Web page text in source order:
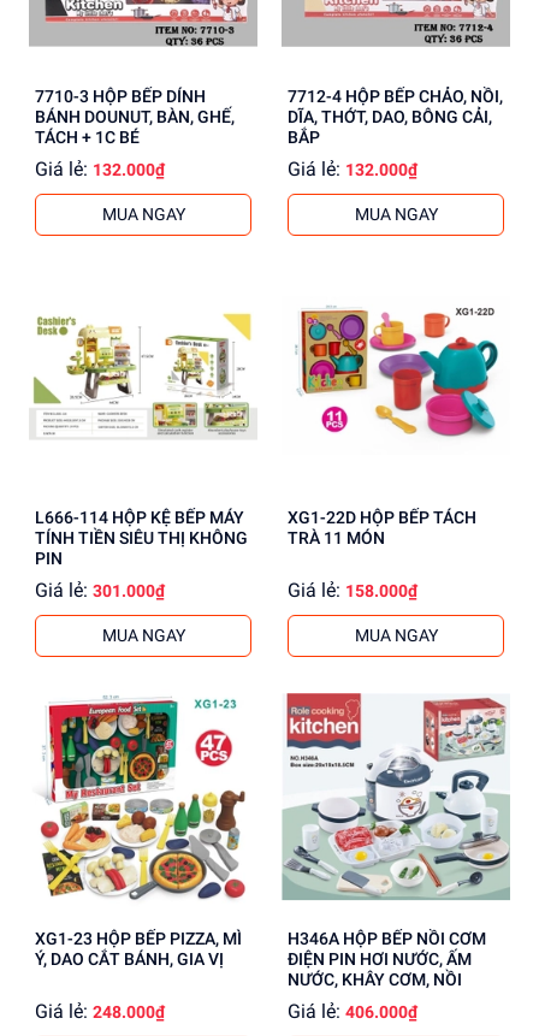
7710-3 HỘP BẾP DÍNH
BÁNH DOUNUT, BÀN, GHẾ,
TÁCH + 1C BÉ
Giá lẻ: 132.000₫
MUA NGAY
7712-4 HỘP BẾP CHẢO, NỒI,
DĨA, THỚT, DAO, BÔNG CẢI,
BẮP
Giá lẻ: 132.000₫
MUA NGAY
L666-114 HỘP KỆ BẾP MÁY
TÍNH TIỀN SIÊU THỊ KHÔNG
PIN
Giá lẻ: 301.000₫
MUA NGAY
XG1-22D HỘP BẾP TÁCH
TRÀ 11 MÓN
Giá lẻ: 158.000₫
MUA NGAY
XG1-23 HỘP BẾP PIZZA, MÌ
Ý, DAO CẮT BÁNH, GIA VỊ
Giá lẻ: 248.000₫
H346A HỘP BẾP NỒI CƠM
ĐIỆN PIN HƠI NƯỚC, ẤM
NƯỚC, KHÂY CƠM, NỒI
Giá lẻ: 406.000₫